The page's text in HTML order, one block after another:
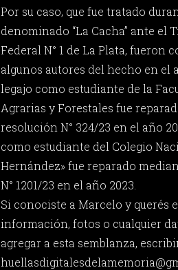
Por su caso, que fue tratado
denominado “La Cacha” ante el
Federal N° 1 de La Plata, fueron
algunos autores del hecho en el
legajo como estudiante de la
Agrarias y Forestales fue
resolución N° 324/23 en el año
como estudiante del Colegio
Hernández» fue reparado
N° 1201/23 en el año 2023.
Si conociste a Marcelo y querés
información, fotos o cualquier
agregar a esta semblanza,